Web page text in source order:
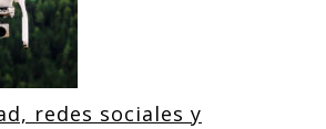
redes sociales y